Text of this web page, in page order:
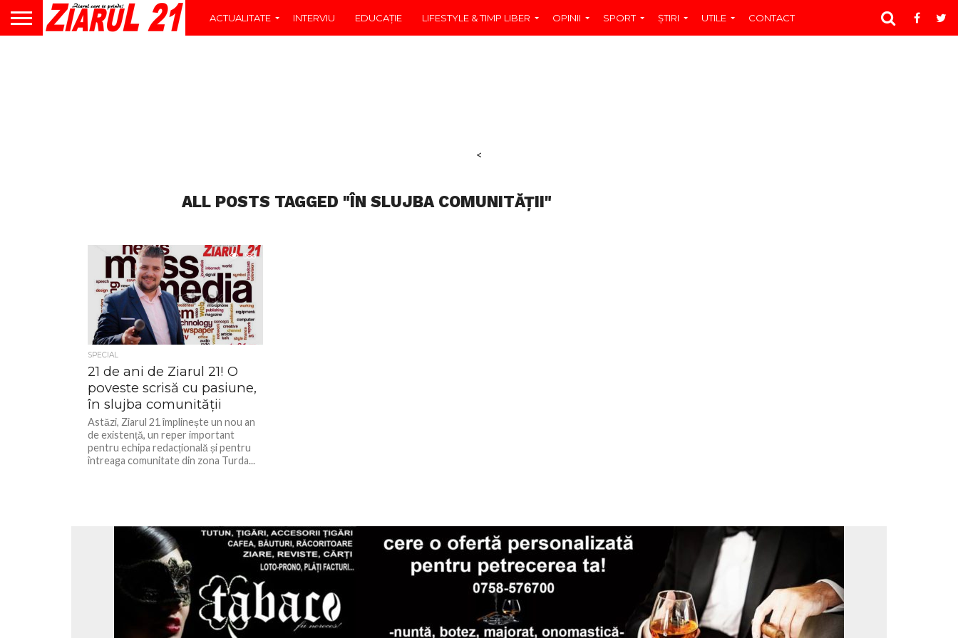
ACTUALITATE INTERVIU EDUCAŢIE LIFESTYLE & TIMP LIBER OPINII SPORT ŞTIRI UTILE CONTACT
<
ALL POSTS TAGGED "ÎN SLUJBA COMUNITĂȚII"
386
SPECIAL
21 de ani de Ziarul 21! O
poveste scrisă cu pasiune,
în slujba comunității
Astăzi, Ziarul 21 împlinește un nou an
de existență, un reper important
pentru echipa redacțională și pentru
întreaga comunitate din zona Turda...